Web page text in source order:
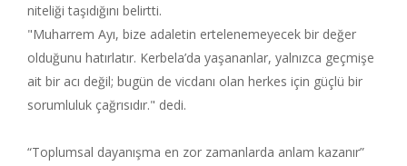
niteliği taşıdığını belirtti.
"Muharrem Ayı, bize adaletin ertelenemeyecek bir değer
olduğunu hatırlatır. Kerbela’da yaşananlar, yalnızca geçmişe
ait bir acı değil; bugün de vicdanı olan herkes için güçlü bir
sorumluluk çağrısıdır." dedi.
“Toplumsal dayanışma en zor zamanlarda anlam kazanır”